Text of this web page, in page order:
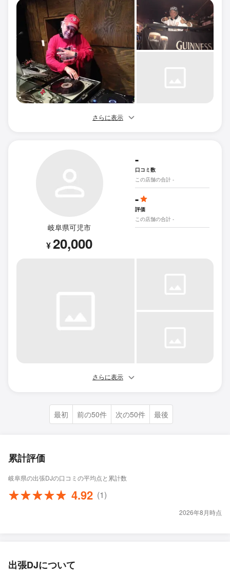
さらに表示
岐阜県可児市
¥20,000
-
口コミ数
この店舗の合計 -
-
評価
この店舗の合計 -
さらに表示
最初 前の50件 次の50件 最後
累計評価
岐阜県の出張DJの口コミの平均点と累計数
4.92 (1)
2026年8月時点
出張DJについて